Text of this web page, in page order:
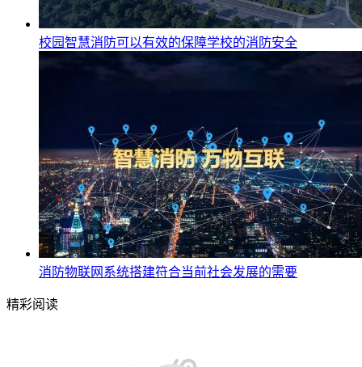
校园智慧消防可以有效的保障学校的消防安全
消防物联网系统搭建符合当前社会发展的需要
精彩阅读